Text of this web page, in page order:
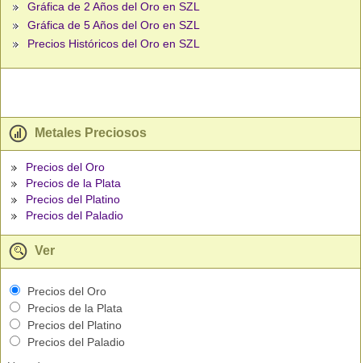
Gráfica de 2 Años del Oro en SZL
Gráfica de 5 Años del Oro en SZL
Precios Históricos del Oro en SZL
Metales Preciosos
Precios del Oro
Precios de la Plata
Precios del Platino
Precios del Paladio
Ver
Precios del Oro
Precios de la Plata
Precios del Platino
Precios del Paladio